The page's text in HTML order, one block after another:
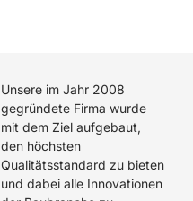
Unsere im Jahr 2008
gegründete Firma wurde
mit dem Ziel aufgebaut,
den höchsten
Qualitätsstandard zu bieten
und dabei alle Innovationen